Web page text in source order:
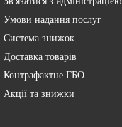
Умови надання послуг
Система знижок
Доставка товарів
Контрафактне ГБО
Акції та знижки